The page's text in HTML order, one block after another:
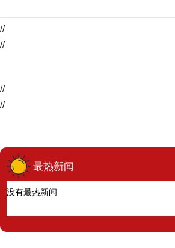
//
//
//
//
最热新闻
没有最热新闻